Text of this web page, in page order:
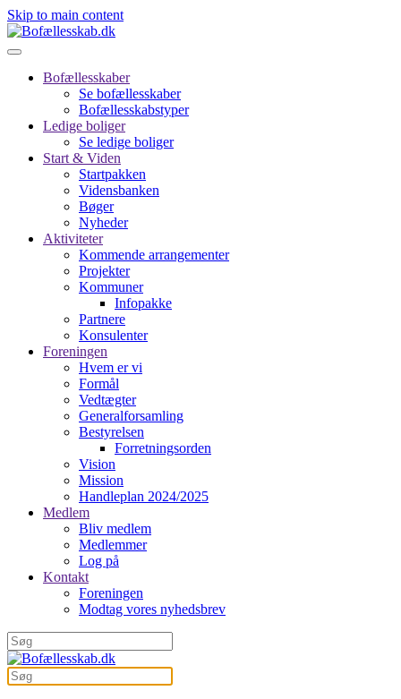
Skip to main content
Bofællesskaber
Se bofællesskaber
Bofællesskabstyper
Ledige boliger
Se ledige boliger
Start & Viden
Startpakken
Vidensbanken
Bøger
Nyheder
Aktiviteter
Kommende arrangementer
Projekter
Kommuner
Infopakke
Partnere
Konsulenter
Foreningen
Hvem er vi
Formål
Vedtægter
Generalforsamling
Bestyrelsen
Forretningsorden
Vision
Mission
Handleplan 2024/2025
Medlem
Bliv medlem
Medlemmer
Log på
Kontakt
Foreningen
Modtag vores nyhedsbrev